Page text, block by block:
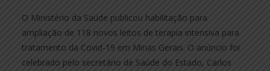
O Ministério da Saúde publicou habilitação para
ampliação de 118 novos leitos de terapia intensiva para
tratamento da Covid-19 em Minas Gerais. O anúncio foi
celebrado pelo secretário de Saúde do Estado, Carlos